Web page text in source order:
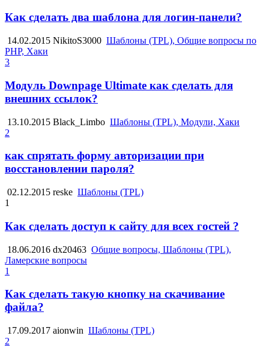
Как сделать два шаблона для логин-панели?
14.02.2015 NikitoS3000 Шаблоны (TPL), Общие вопросы по
PHP, Хаки
3
Модуль Downpage Ultimate как сделать для
внешних ссылок?
13.10.2015 Black_Limbo Шаблоны (TPL), Модули, Хаки
2
как спрятать форму авторизации при
восстановлении пароля?
02.12.2015 reske Шаблоны (TPL)
1
Как сделать доступ к сайту для всех гостей ?
18.06.2016 dx20463 Общие вопросы, Шаблоны (TPL),
Ламерские вопросы
1
Как сделать такую кнопку на скачивание
файла?
17.09.2017 aionwin Шаблоны (TPL)
2